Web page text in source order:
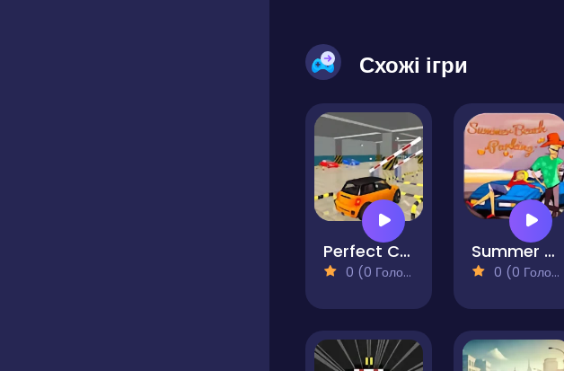
Схожі ігри
Perfect Car Parking
0 (0 Голосів)
Summer Beach Parking
0 (0 Голосів)